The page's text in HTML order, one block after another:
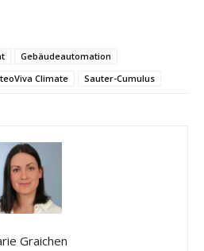
Gebäudeautomation
Climate Sauter-Cumulus
Graichen